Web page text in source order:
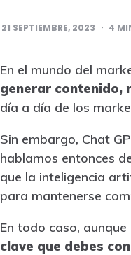
21 SEPTIEMBRE, 2023 4
En el mundo del
generar contenido,
día a día de los
Sin embargo, Chat
hablamos entonces
que la inteligencia
para mantenerse
En todo caso,
clave que debes